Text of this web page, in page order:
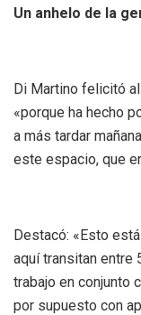
Un anhelo de la
Di Martino felicitó
«porque ha hecho
a más tardar
este espacio, que
Destacó: «Esto
aquí transitan entre
trabajo en conjunto
por supuesto con